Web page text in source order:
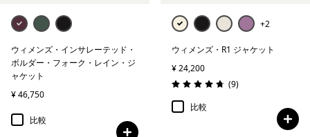
ウィメンズ・インサレーテッド・
ボルダー・フォーク・レイン・ジ
ャケット
¥ 46,750
比較
+2
ウィメンズ・R1 ジャケット
¥ 24,200
評価: 4.8 / 5
(9レビュー
)
比較